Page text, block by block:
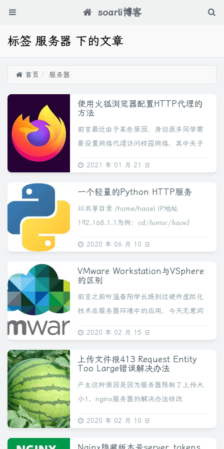
soarli博客
标签 服务器 下的文章
首页 服务器
使用火狐浏览器配置HTTP代理的
方法
前言最近由于某些原因，身边很多同学需
要设置网络代理访问校园网络，其中关于
下：步骤：1.安装火狐浏览器（电脑版）
2021 年 01 月 21 日
一个轻量的Python HTTP服务
以共享目录 /home/haoel IP地址
192.168.1.1为例：cd/home/haoel
启失败：pytho...
2020 年 06 月 10 日
VMware Workstation与VSphere
的区别
前言之前听温春阳学长提到过硬件虚拟化
技术在服务器环境中的应用，今天无意间
WIN/Linux操作系统，独立于系统最底层的
意...
2020 年 02 月 15 日
上传文件报413 Request Entity
Too Large错误解决办法
产生这种原因是因为服务器限制了上传大
小1、nginx服务器的解决办法修改
粘贴到nginx.conf内（如果自带，不要粘
2020 年 02 月 10 日